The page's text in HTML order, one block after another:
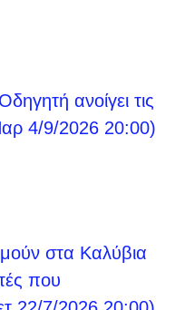
ανοίγει τις
4/9/2026 20:00)
στα Καλύβια
που